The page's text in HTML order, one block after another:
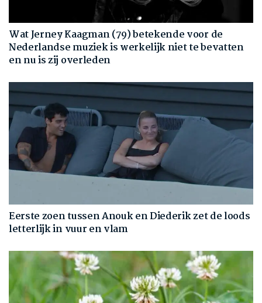
Wat Jerney Kaagman (79) betekende voor de
Nederlandse muziek is werkelijk niet te bevatten
en nu is zij overleden
Eerste zoen tussen Anouk en Diederik zet de loods
letterlijk in vuur en vlam